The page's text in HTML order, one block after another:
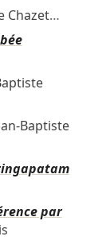
Chazet…
Baptiste
par